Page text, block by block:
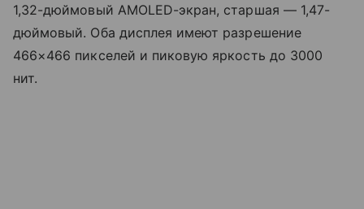
1,32-дюймовый AMOLED-экран, старшая — 1,47-
дюймовый. Оба дисплея имеют разрешение
466×466 пикселей и пиковую яркость до 3000
нит.